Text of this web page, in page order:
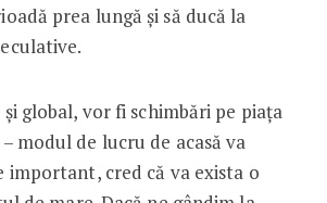
prea lungă și să ducă la
global, vor fi schimbări pe piața
modul de lucru de acasă va
important, cred că va exista o